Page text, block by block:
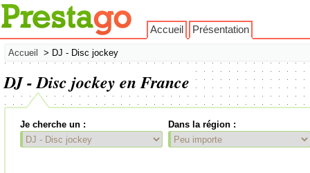
Accueil Présentation
Accueil > DJ - Disc jockey
DJ - Disc jockey en France
Je cherche un : Dans la région :